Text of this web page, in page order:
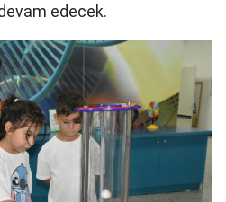
edecek.